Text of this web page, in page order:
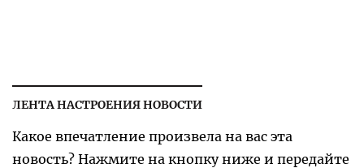
ЛЕНТА НАСТРОЕНИЯ НОВОСТИ
Какое впечатление произвела на вас эта
новость? Нажмите на кнопку ниже и передайте